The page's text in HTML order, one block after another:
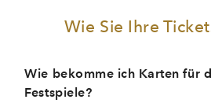
Wie Sie Ihre
Wie bekomme ich Karten für
Festspiele?